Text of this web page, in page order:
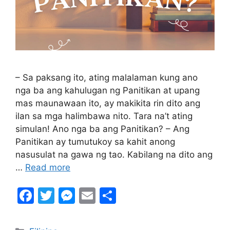
– Sa paksang ito, ating malalaman kung ano
nga ba ang kahulugan ng Panitikan at upang
mas maunawaan ito, ay makikita rin dito ang
ilan sa mga halimbawa nito. Tara na’t ating
simulan! Ano nga ba ang Panitikan? – Ang
Panitikan ay tumutukoy sa kahit anong
nasusulat na gawa ng tao. Kabilang na dito ang
… Read more
F
T
M E